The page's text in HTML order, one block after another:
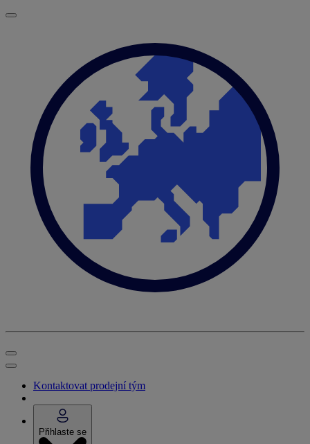
Kontaktovat prodejní tým
Přihlaste se